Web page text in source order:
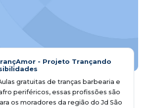
- Projeto Trançando
gratuitas de tranças barbearia e
periféricos, essas profissões são
os moradores da região do Jd São